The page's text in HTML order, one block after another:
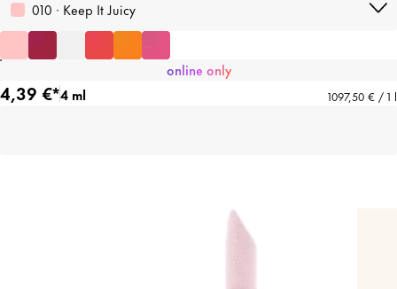
010 · Keep It Juicy
online only
4,39 €*4 ml 1097,50 € / 1 l